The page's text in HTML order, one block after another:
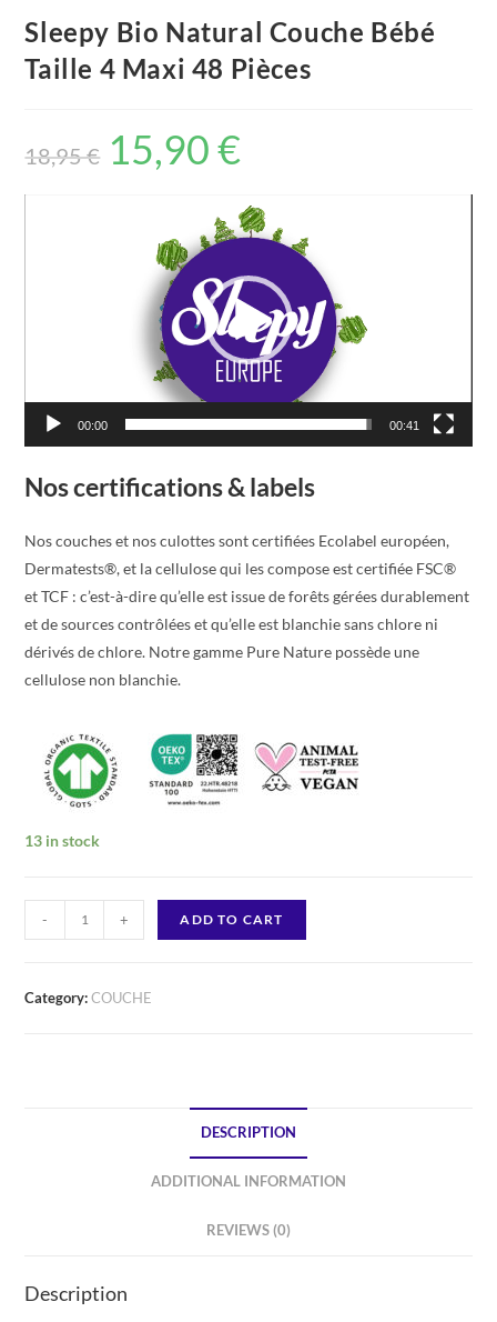
Sleepy Bio Natural Couche Bébé
Taille 4 Maxi 48 Pièces
18,95€ 15,90€
00:00 00:41
Nos certifications & labels
Nos couches et nos culottes sont certifiées Ecolabel européen,
Dermatests®, et la cellulose qui les compose est certifiée FSC®
et TCF : c’est-à-dire qu’elle est issue de forêts gérées durablement
et de sources contrôlées et qu’elle est blanchie sans chlore ni
dérivés de chlore. Notre gamme Pure Nature possède une
cellulose non blanchie.
13 in stock
Bio
Couche
- + ADD TO CART
Category:COUCHE
DESCRIPTION
ADDITIONAL INFORMATION
REVIEWS (0)
Description